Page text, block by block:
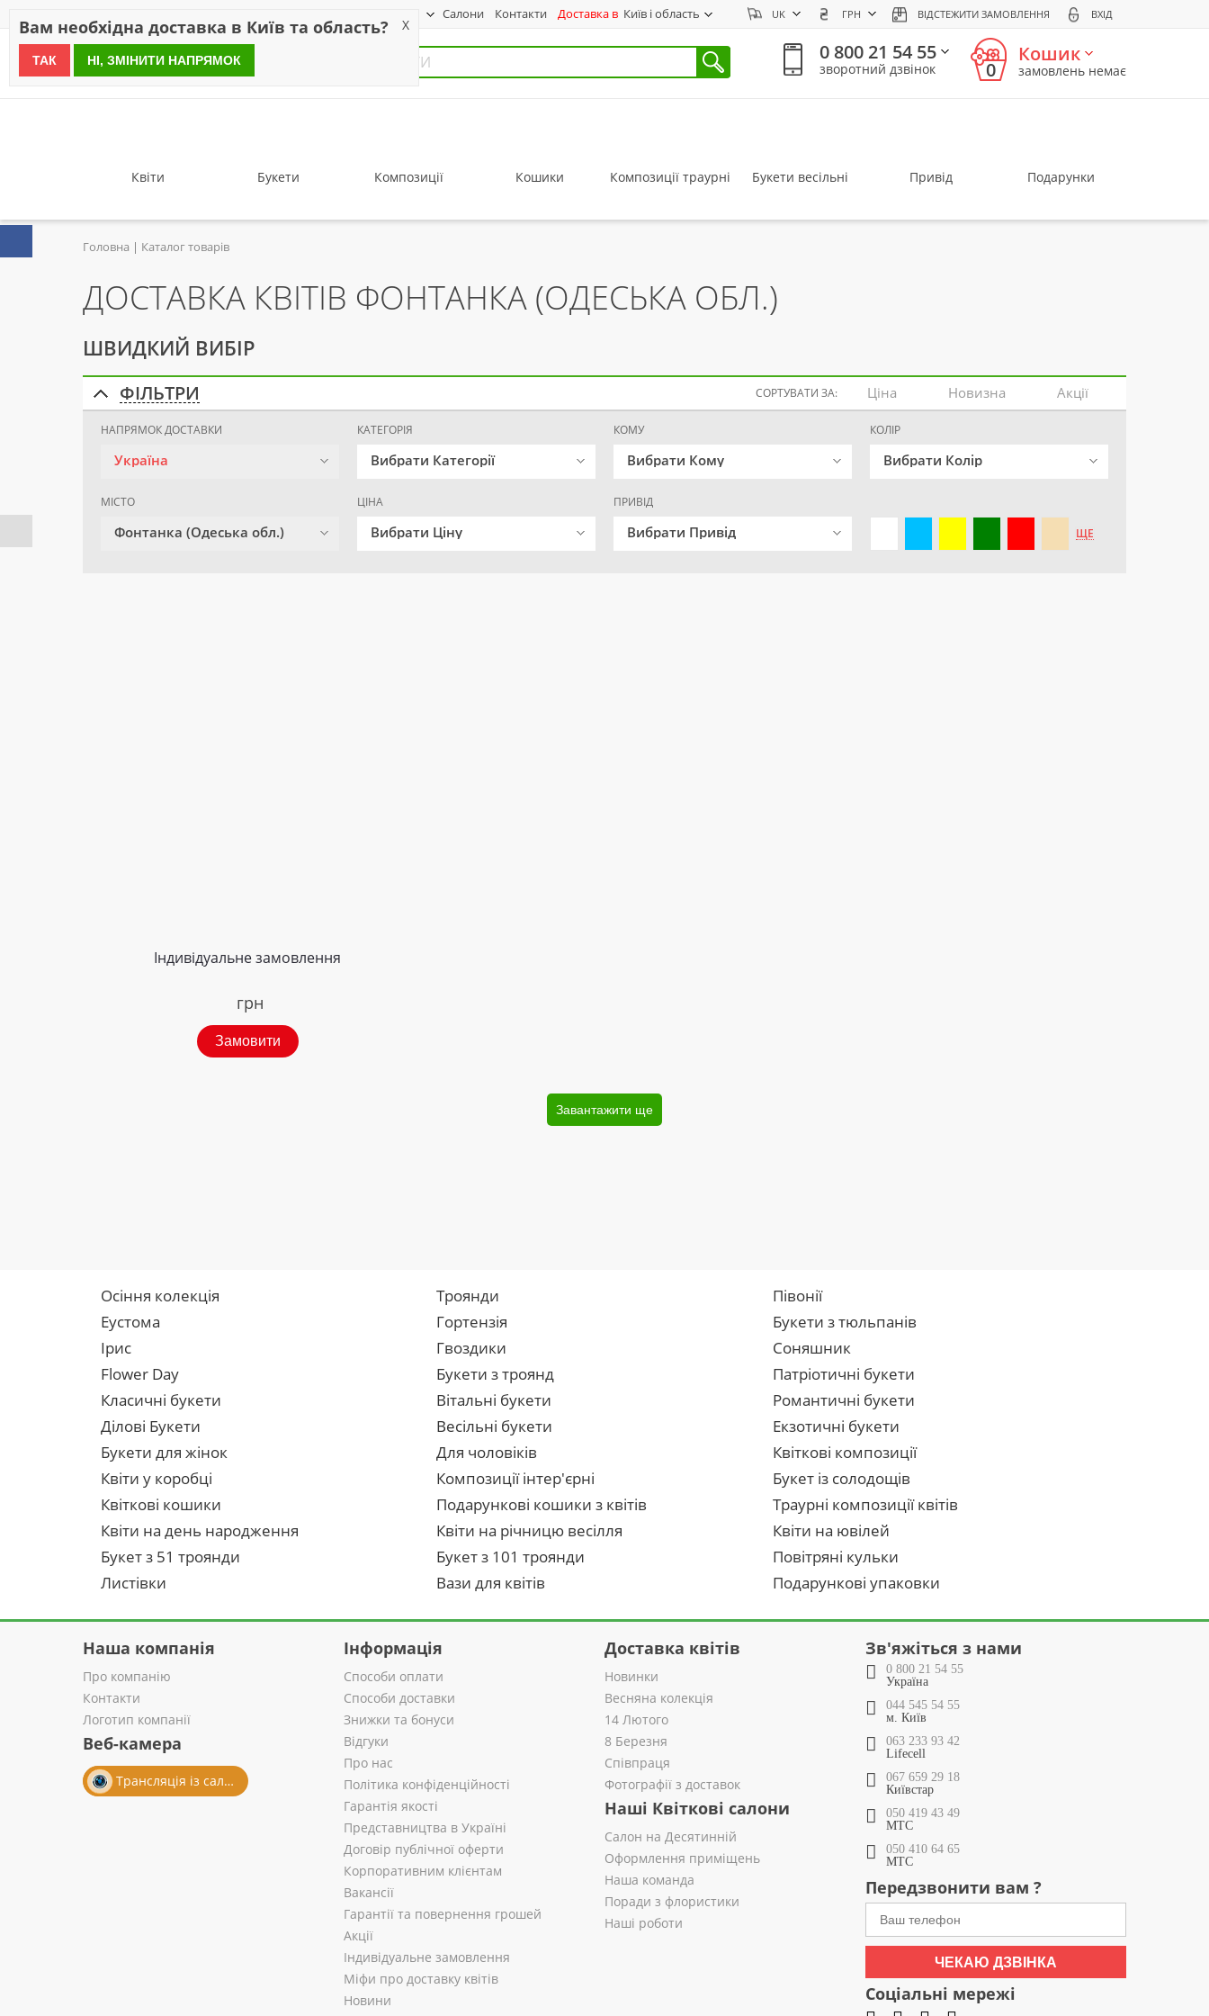
Салони Контакти Доставка в Київ і область UK ГРН ВІДСТЕЖИТИ ЗАМОВЛЕННЯ ВХІД
since 1999
0 800 21 54 55
зворотний дзвінок 0
Кошик
замовлень немає
Квіти Букети Композиції Кошики Композиції траурні Букети весільні Привід Подарунки
Головна Каталог товарів
ДОСТАВКА КВІТІВ ФОНТАНКА (ОДЕСЬКА ОБЛ.)
ШВИДКИЙ ВИБІР
ФІЛЬТРИ СОРТУВАТИ ЗА: Ціна Новизна Акції
НАПРЯМОК ДОСТАВКИ
Україна
КАТЕГОРІЯ
Вибрати Категорії
КОМУ
Вибрати Кому
КОЛІР
Вибрати Колір
МІСТО
Фонтанка (Одеська обл.)
ЦІНА
Вибрати Ціну
ПРИВІД
Вибрати Привід ЩЕ
Індивідуальне замовлення
грн
Замовити
Завантажити ще
Осіння колекція Троянди
Півонії
Еустома
Гортензія
Букети з тюльпанів
Ірис
Гвоздики
Соняшник
Flower Day
Букети з троянд
Патріотичні букети
Класичні букети
Вітальні букети
Романтичні букети
Ділові Букети
Весільні букети
Екзотичні букети
Букети для жінок
Для чоловіків
Квіткові композиції
Квіти у коробці
Композиції інтер'єрні
Букет із солодощів
Квіткові кошики
Подарункові кошики з квітів
Траурні композиції квітів
Квіти на день народження
Квіти на річницю весілля
Квіти на ювілей
Букет з 51 троянди
Букет з 101 троянди
Повітряні кульки
Листівки
Вази для квітів Подарункові упаковки
Наша компанія
Про компанію
Контакти
Логотип компанії
Веб-камера
Трансляція із салону
Інформація
Способи оплати
Способи доставки
Знижки та бонуси
Відгуки
Про нас
Політика конфіденційності
Гарантія якості
Представництва в Україні
Договір публічної оферти
Корпоративним клієнтам
Вакансії
Гарантії та повернення грошей
Акції
Індивідуальне замовлення
Міфи про доставку квітів
Новини
Доставка квітів
Новинки
Весняна колекція
14 Лютого
8 Березня
Співпраця
Фотографії з доставок
Наші Квіткові салони
Салон на Десятинній
Оформлення приміщень
Наша команда
Поради з флористики
Наші роботи
Зв'яжіться з нами
0 800 21 54 55
Україна
044 545 54 55
м. Київ
063 233 93 42
Lifecell
067 659 29 18
Київстар
050 419 43 49
МТС
050 410 64 65
МТС
Передзвонити вам ?
ЧЕКАЮ ДЗВІНКА
Соціальні мережі
Вам необхідна доставка в Київ та область? X
ТАК НІ, ЗМІНИТИ НАПРЯМОК